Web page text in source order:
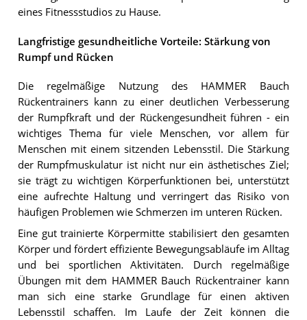
eines Fitnessstudios zu Hause.
Langfristige gesundheitliche Vorteile: Stärkung von
Rumpf und Rücken
Die regelmäßige Nutzung des HAMMER Bauch
Rückentrainers kann zu einer deutlichen Verbesserung
der Rumpfkraft und der Rückengesundheit führen - ein
wichtiges Thema für viele Menschen, vor allem für
Menschen mit einem sitzenden Lebensstil. Die Stärkung
der Rumpfmuskulatur ist nicht nur ein ästhetisches Ziel;
sie trägt zu wichtigen Körperfunktionen bei, unterstützt
eine aufrechte Haltung und verringert das Risiko von
häufigen Problemen wie Schmerzen im unteren Rücken.
Eine gut trainierte Körpermitte stabilisiert den gesamten
Körper und fördert effiziente Bewegungsabläufe im Alltag
und bei sportlichen Aktivitäten. Durch regelmäßige
Übungen mit dem HAMMER Bauch Rückentrainer kann
man sich eine starke Grundlage für einen aktiven
Lebensstil schaffen. Im Laufe der Zeit können die